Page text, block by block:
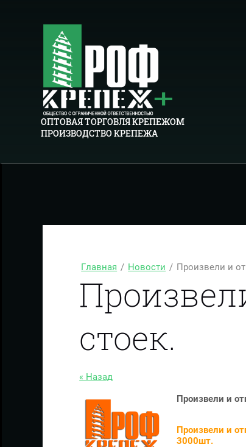
ОПТОВАЯ ТОРГОВЛЯ КРЕПЕЖОМ
ПРОИЗВОДСТВО КРЕПЕЖА
Главная / Новости / Произвели и
стоек.
« Назад
Произвели и
Произвели и
3000шт.